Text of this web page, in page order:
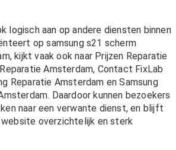
logisch aan op andere diensten binnen
op samsung s21 scherm
kijkt vaak ook naar Prijzen Reparatie
Amsterdam, Contact FixLab
Reparatie Amsterdam enSamsung
. Daardoor kunnen bezoekers
naar een verwante dienst, en blijft
overzichtelijk en sterk